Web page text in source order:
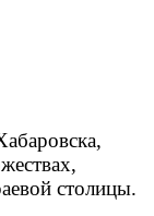
столицы.